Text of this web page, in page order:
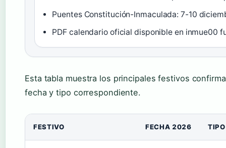
Puentes Constitución-Inmaculada: 7-10
PDF calendario oficial disponible en inmue00
Esta tabla muestra los principales festivos
fecha y tipo correspondiente.
FESTIVO FECHA 2026 TIPO